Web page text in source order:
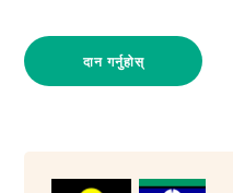
दान गर्नुहोस्